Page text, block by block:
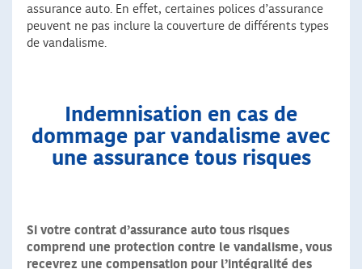
assurance auto. En effet, certaines polices d’assurance
peuvent ne pas inclure la couverture de différents types
de vandalisme.
Indemnisation en cas de
dommage par vandalisme avec
une assurance tous risques
Si votre contrat d’assurance auto tous risques
comprend une protection contre le vandalisme, vous
recevrez une compensation pour l’intégralité des